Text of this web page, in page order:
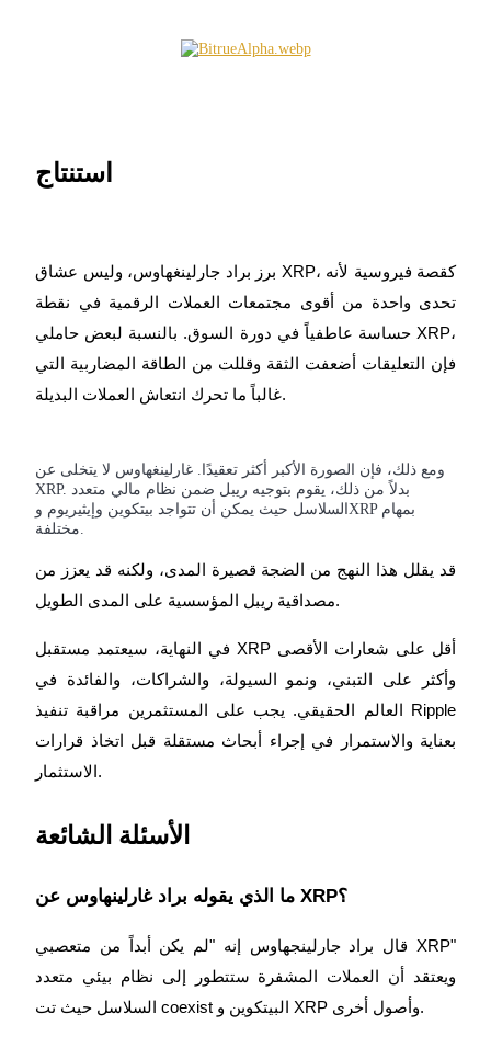
استنتاج
برز براد جارلينغهاوس، وليس عشاق XRP، كقصة فيروسية لأنه
تحدى واحدة من أقوى مجتمعات العملات الرقمية في نقطة
حساسة عاطفياً في دورة السوق. بالنسبة لبعض حاملي XRP،
فإن التعليقات أضعفت الثقة وقللت من الطاقة المضاربية التي
غالباً ما تحرك انتعاش العملات البديلة.
ومع ذلك، فإن الصورة الأكبر أكثر تعقيدًا. غارلينغهاوس لا يتخلى عن
XRP. بدلاً من ذلك، يقوم بتوجيه ريبل ضمن نظام مالي متعدد
السلاسل حيث يمكن أن تتواجد بيتكوين وإيثيريوم وXRP بمهام
مختلفة.
قد يقلل هذا النهج من الضجة قصيرة المدى، ولكنه قد يعزز من
مصداقية ريبل المؤسسية على المدى الطويل.
في النهاية، سيعتمد مستقبل XRP أقل على شعارات الأقصى
وأكثر على التبني، ونمو السيولة، والشراكات، والفائدة في
العالم الحقيقي. يجب على المستثمرين مراقبة تنفيذ Ripple
بعناية والاستمرار في إجراء أبحاث مستقلة قبل اتخاذ قرارات
الاستثمار.
الأسئلة الشائعة
ما الذي يقوله براد غارلينهاوس عن XRP؟
قال براد جارلينجهاوس إنه "لم يكن أبداً من متعصبي XRP"
ويعتقد أن العملات المشفرة ستتطور إلى نظام بيئي متعدد
السلاسل حيث تت coexist البيتكوين و XRP وأصول أخرى.